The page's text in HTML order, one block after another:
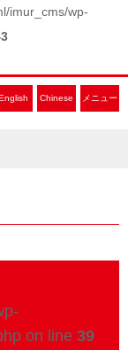
imur_cms/wp-
Chinese メニュー
on line 39